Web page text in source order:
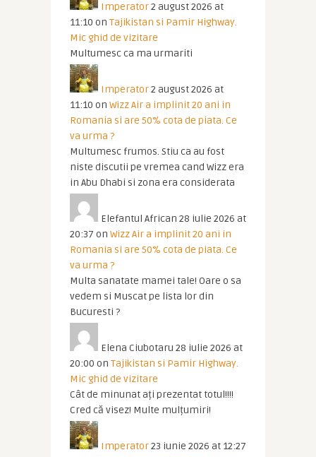
Imperator2 august 2026 at
11:10 on Tajikistan si Pamir Highway.
Mic ghid de vizitare
Multumesc ca ma urmariti
Imperator2 august 2026 at
11:10 on Wizz Air a implinit 20 ani in
Romania si are 50% cota de piata. Ce
va urma ?
Multumesc frumos. Stiu ca au fost
niste discutii pe vremea cand Wizz era
in Abu Dhabi si zona era considerata
Elefantul African 28 iulie 2026 at
20:37 on Wizz Air a implinit 20 ani in
Romania si are 50% cota de piata. Ce
va urma ?
Multa sanatate mamei tale! Oare o sa
vedem si Muscat pe lista lor din
Bucuresti ?
Elena Ciubotaru 28 iulie 2026 at
20:00 on Tajikistan si Pamir Highway.
Mic ghid de vizitare
Cât de minunat ați prezentat totul!!!!
Cred că visez! Multe mulțumiri!
Imperator23 iunie 2026 at 12:27